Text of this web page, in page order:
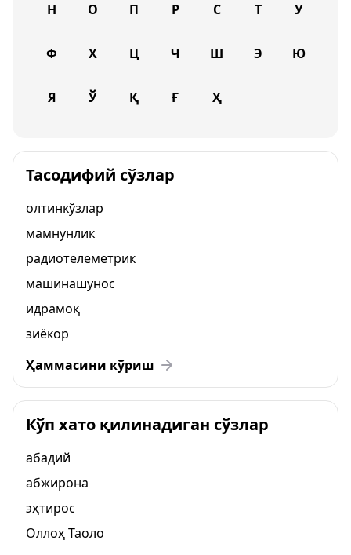
Н О П Р С Т У
Ф Х Ц Ч Ш Э Ю
Я Ў Қ Ғ Ҳ
Тасодифий сўзлар
олтинкўзлар
мамнунлик
радиотелеметрик
машинашунос
идрамоқ
зиёкор
Ҳаммасини кўриш
Кўп хато қилинадиган сўзлар
абадий
абжирона
эҳтирос
Оллоҳ Таоло